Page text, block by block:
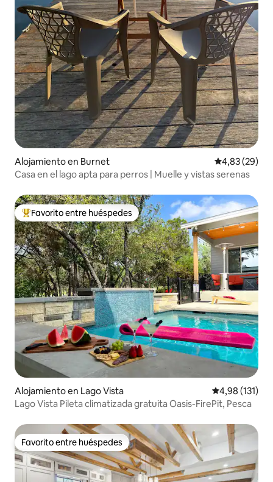
Alojamiento en Burnet Calificación
4,83 (29)
Casa en el lago apta para perros | Muelle y vistas serenas
Favorito entre los huéspedes más destacados
Favorito entre huéspedes
Alojamiento en Lago Vista Calificación
4,98 (131)
Lago Vista Pileta climatizada gratuita Oasis-FirePit, Pesca
Favorito entre huéspedes
Favorito entre huéspedes